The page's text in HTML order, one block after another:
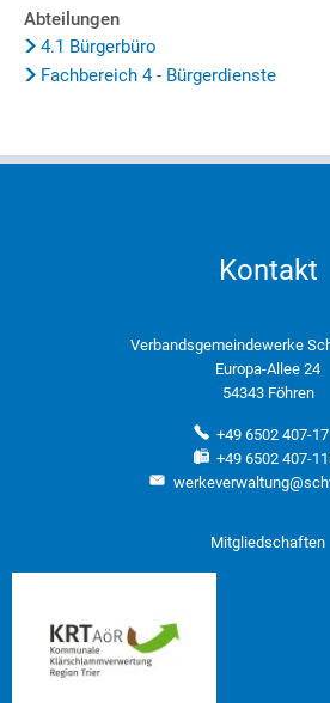
Abteilungen
4.1 Bürgerbüro
Fachbereich 4 - Bürgerdienste
Kontakt
Verbandsgemeindewerke
Europa-Allee 24
54343 Föhren
+49 6502 407-
+49 6502 407-
Mitgliedschaften